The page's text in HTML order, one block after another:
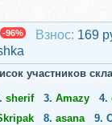
-96% Взнос: 169
участников
sherif 3. Amazy 4.
8. asana 9.